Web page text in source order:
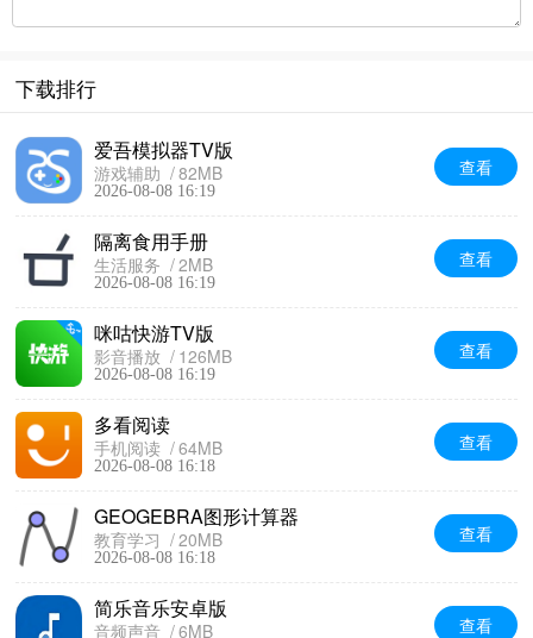
下载排行
爱吾模拟器TV版
游戏辅助 82MB
2026-08-08 16:19
查看
隔离食用手册
生活服务 2MB
2026-08-08 16:19
查看
咪咕快游TV版
影音播放 126MB
2026-08-08 16:19
查看
多看阅读
手机阅读 64MB
2026-08-08 16:18
查看
GEOGEBRA图形计算器
教育学习 20MB
2026-08-08 16:18
查看
简乐音乐安卓版
音频声音 6MB 查看